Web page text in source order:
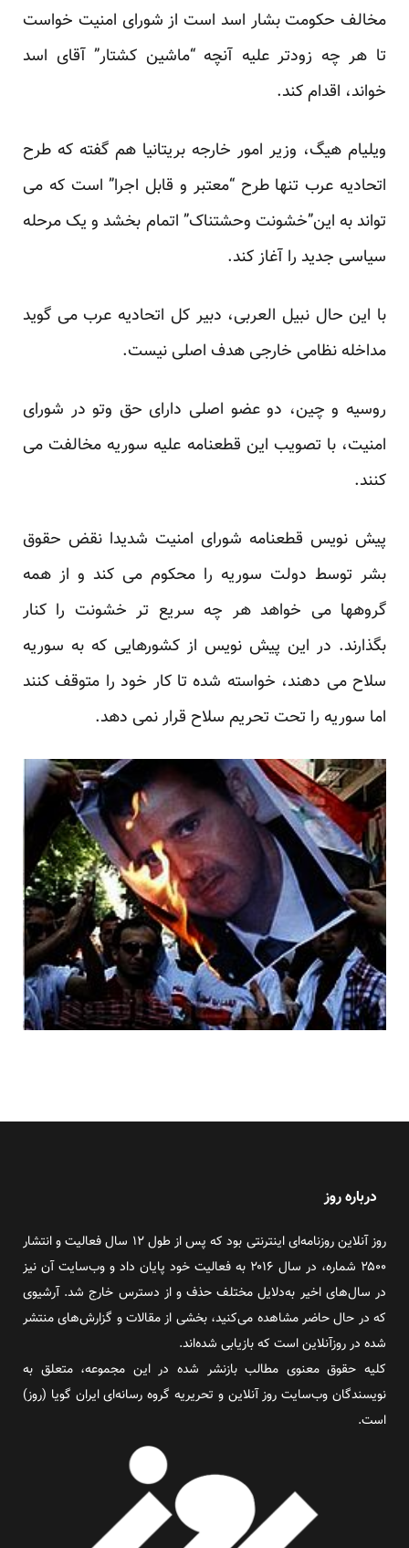
مخالف حکومت بشار اسد است از شورای امنیت خواست
تا هر چه زودتر علیه آنچه “ماشین کشتار” آقای اسد
خواند، اقدام کند.
ویلیام هیگ، وزیر امور خارجه بریتانیا هم گفته که طرح
اتحادیه عرب تنها طرح “معتبر و قابل اجرا” است که می
تواند به این”خشونت وحشتناک” اتمام بخشد و یک مرحله
سیاسی جدید را آغاز کند.
با این حال نبیل العربی، دبیر کل اتحادیه عرب می گوید
مداخله نظامی خارجی هدف اصلی نیست.
روسیه و چین، دو عضو اصلی دارای حق وتو در شورای
امنیت، با تصویب این قطعنامه علیه سوریه مخالفت می
کنند.
پیش نویس قطعنامه شورای امنیت شدیدا نقض حقوق
بشر توسط دولت سوریه را محکوم می کند و از همه
گروهها می خواهد هر چه سریع تر خشونت را کنار
بگذارند. در این پیش نویس از کشورهایی که به سوریه
سلاح می دهند، خواسته شده تا کار خود را متوقف کنند
اما سوریه را تحت تحریم سلاح قرار نمی دهد.
درباره روز
روز آنلاین روزنامه‌ای اینترنتی بود که پس از طول ۱۲ سال فعالیت و انتشار
۲۵۰۰ شماره، در سال ۲۰۱۶ به فعالیت خود پایان داد و وب‌سایت آن نیز
در سال‌های اخیر به‌دلایل مختلف حذف و از دسترس خارج شد. آرشیوی
که در حال حاضر مشاهده می‌کنید، بخشی از مقالات و گزارش‌های منتشر
شده در روزآنلاین است که بازیابی شده‌اند.
کلیه حقوق معنوی مطالب بازنشر شده در این مجموعه، متعلق به
نویسندگان وب‌سایت روز آنلاین و تحریریه گروه رسانه‌ای ایران گویا (روز)
است.